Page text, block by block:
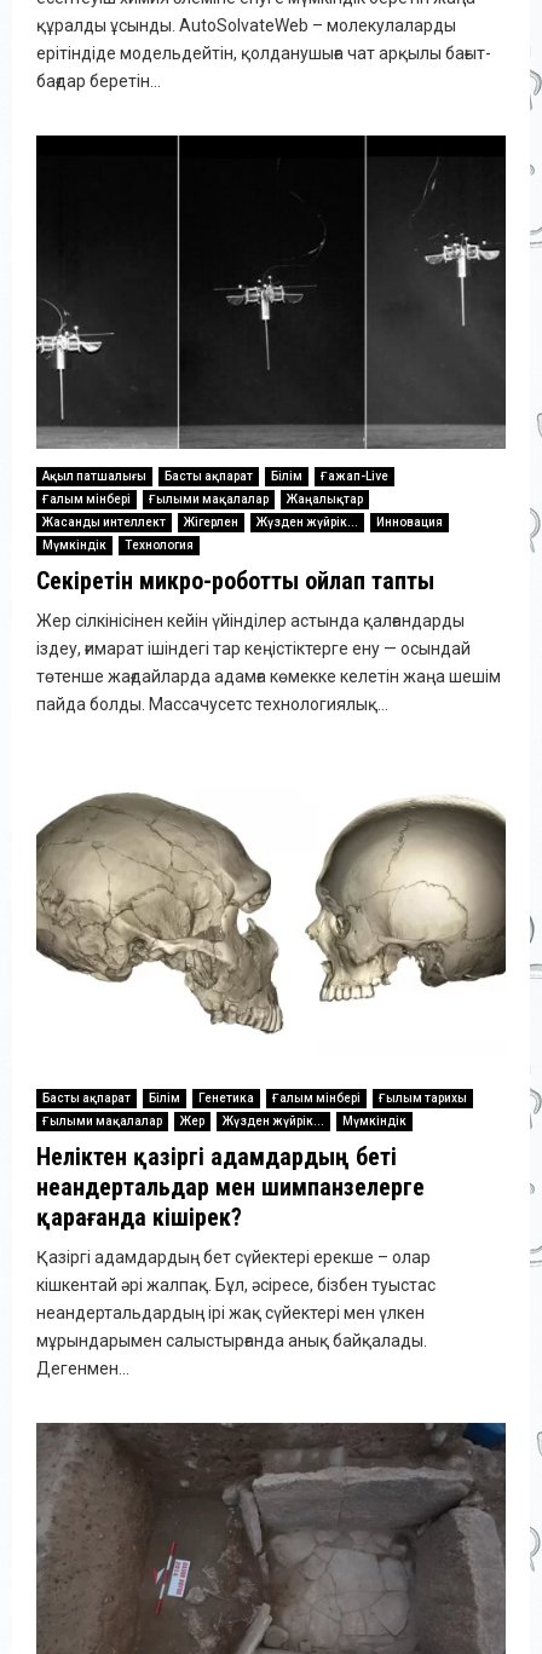
құралды ұсынды. AutoSolvateWeb – молекулаларды
ерітіндіде модельдейтін, қолданушыға чат арқылы бағыт-
бағдар беретін...
Ақыл патшалығы Басты ақпарат Білім
Ғажап-Live
Ғалым мінбері
Ғылыми мақалалар
Жаңалықтар
Жасанды интеллект
Жігерлен Жүзден жүйрік...
Инновация
Мүмкіндік
Технология
Секіретін микро-роботты ойлап тапты
Жер сілкінісінен кейін үйінділер астында қалғандарды
іздеу, ғимарат ішіндегі тар кеңістіктерге ену — осындай
төтенше жағдайларда адамға көмекке келетін жаңа шешім
пайда болды. Массачусетс технологиялық...
Басты ақпарат Білім Генетика Ғалым мінбері
Ғылым тарихы
Ғылыми мақалалар
Жер Жүзден жүйрік... Мүмкіндік
Неліктен қазіргі адамдардың беті
неандертальдар мен шимпанзелерге
қарағанда кішірек?
Қазіргі адамдардың бет сүйектері ерекше – олар
кішкентай әрі жалпақ. Бұл, әсіресе, бізбен туыстас
неандертальдардың ірі жақ сүйектері мен үлкен
мұрындарымен салыстырғанда анық байқалады.
Дегенмен...